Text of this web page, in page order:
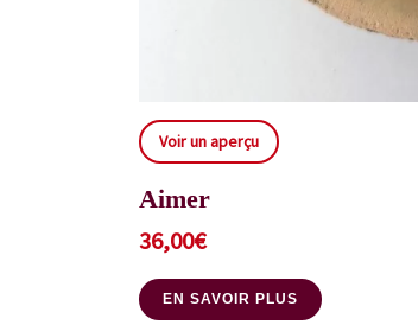
Voir un aperçu
Aimer
36,00€
EN SAVOIR PLUS